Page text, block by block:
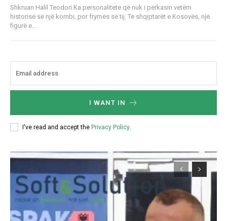
Shkruan Halil Teodori Ka personalitete që nuk i përkasin vetëm
historisë së një kombi, por frymës së tij. Te shqiptarët e Kosovës, një
figurë e...
I WANT IN
I've read and accept the Privacy Policy.